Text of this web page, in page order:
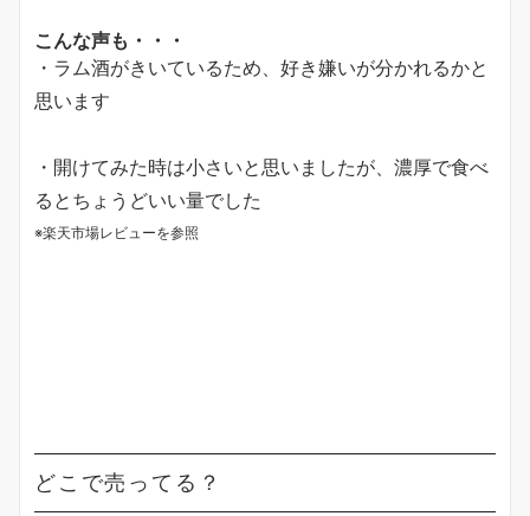
こんな声も・・・
・ラム酒がきいているため、好き嫌いが分かれるかと
思います
・開けてみた時は小さいと思いましたが、濃厚で食べ
るとちょうどいい量でした
※楽天市場レビューを参照
どこで売ってる？